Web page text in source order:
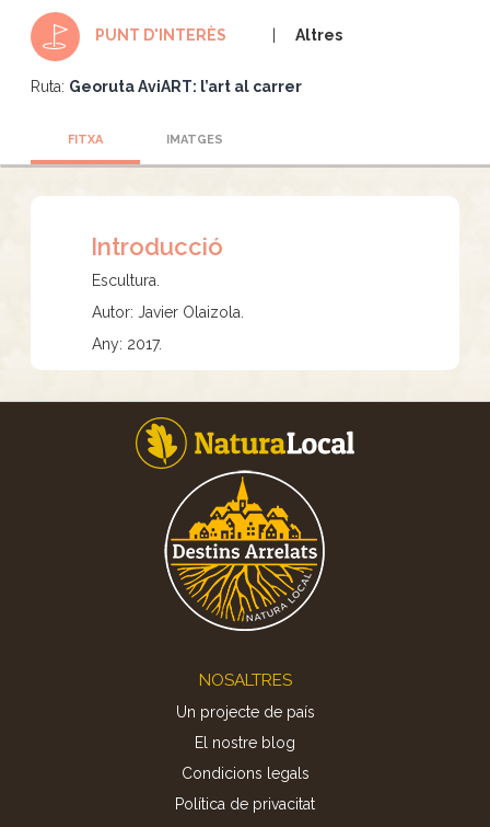
PUNT D'INTERÈS Altres
Ruta: Georuta AviART: l’art al carrer
FITXA IMATGES
Introducció
Escultura.
Autor: Javier Olaizola.
Any: 2017.
NOSALTRES
Un projecte de país
El nostre blog
Condicions legals
Política de privacitat